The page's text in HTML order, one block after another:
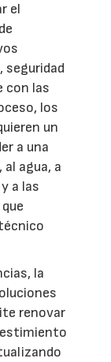
el
seguridad
con las
los
un
a una
agua, a
a las
la
renovar